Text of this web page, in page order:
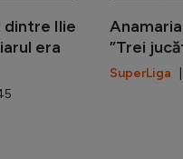
dintre Ilie
era
”Trei
SuperLiga